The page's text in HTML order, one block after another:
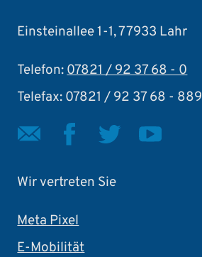
Einsteinallee 1-1, 77933 Lahr
Telefon:07821 / 92 37 68 - 0
Telefax: 07821 / 92 37 68 - 889
Wir vertreten Sie
Meta Pixel
E-Mobilität